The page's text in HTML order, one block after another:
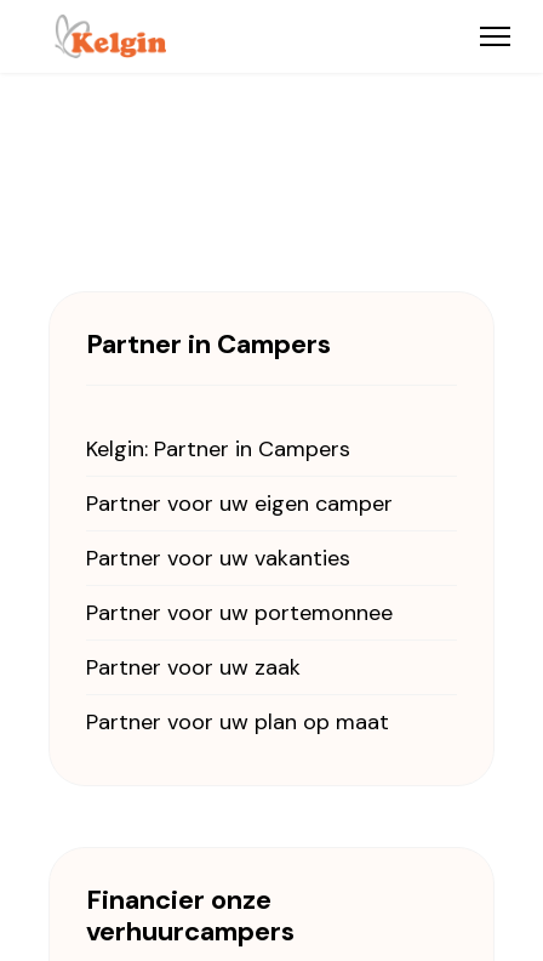
Partner in Campers
Kelgin: Partner in Campers
Partner voor uw eigen camper
Partner voor uw vakanties
Partner voor uw portemonnee
Partner voor uw zaak
Partner voor uw plan op maat
Financier onze
verhuurcampers